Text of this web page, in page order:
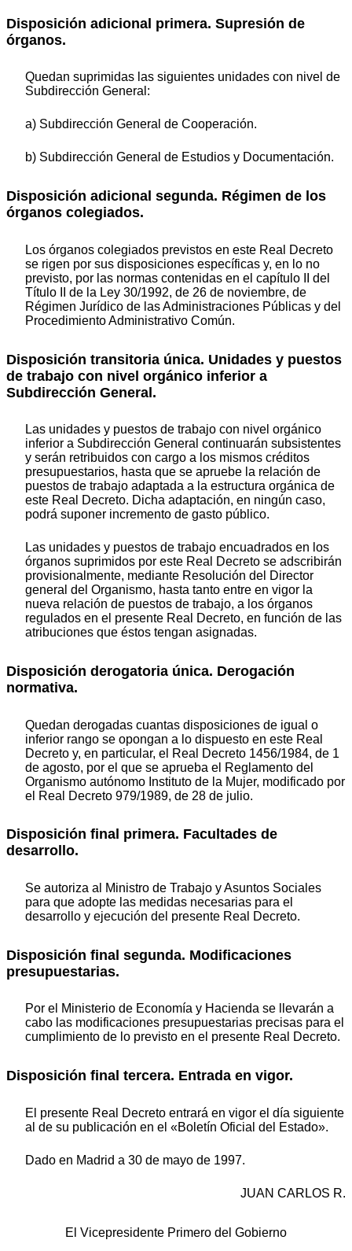
Disposición adicional primera. Supresión de
órganos.
Quedan suprimidas las siguientes unidades con nivel de
Subdirección General:
a) Subdirección General de Cooperación.
b) Subdirección General de Estudios y Documentación.
Disposición adicional segunda. Régimen de los
órganos colegiados.
Los órganos colegiados previstos en este Real Decreto
se rigen por sus disposiciones específicas y, en lo no
previsto, por las normas contenidas en el capítulo II del
Título II de la Ley 30/1992, de 26 de noviembre, de
Régimen Jurídico de las Administraciones Públicas y del
Procedimiento Administrativo Común.
Disposición transitoria única. Unidades y puestos
de trabajo con nivel orgánico inferior a
Subdirección General.
Las unidades y puestos de trabajo con nivel orgánico
inferior a Subdirección General continuarán subsistentes
y serán retribuidos con cargo a los mismos créditos
presupuestarios, hasta que se apruebe la relación de
puestos de trabajo adaptada a la estructura orgánica de
este Real Decreto. Dicha adaptación, en ningún caso,
podrá suponer incremento de gasto público.
Las unidades y puestos de trabajo encuadrados en los
órganos suprimidos por este Real Decreto se adscribirán
provisionalmente, mediante Resolución del Director
general del Organismo, hasta tanto entre en vigor la
nueva relación de puestos de trabajo, a los órganos
regulados en el presente Real Decreto, en función de las
atribuciones que éstos tengan asignadas.
Disposición derogatoria única. Derogación
normativa.
Quedan derogadas cuantas disposiciones de igual o
inferior rango se opongan a lo dispuesto en este Real
Decreto y, en particular, el Real Decreto 1456/1984, de 1
de agosto, por el que se aprueba el Reglamento del
Organismo autónomo Instituto de la Mujer, modificado por
el Real Decreto 979/1989, de 28 de julio.
Disposición final primera. Facultades de
desarrollo.
Se autoriza al Ministro de Trabajo y Asuntos Sociales
para que adopte las medidas necesarias para el
desarrollo y ejecución del presente Real Decreto.
Disposición final segunda. Modificaciones
presupuestarias.
Por el Ministerio de Economía y Hacienda se llevarán a
cabo las modificaciones presupuestarias precisas para el
cumplimiento de lo previsto en el presente Real Decreto.
Disposición final tercera. Entrada en vigor.
El presente Real Decreto entrará en vigor el día siguiente
al de su publicación en el «Boletín Oficial del Estado».
Dado en Madrid a 30 de mayo de 1997.
JUAN CARLOS R.
El Vicepresidente Primero del Gobierno